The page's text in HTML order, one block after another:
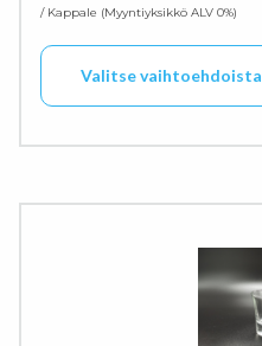
/ Kappale Myyntiyksikkö ALV 0%
Valitse vaihtoehdoista